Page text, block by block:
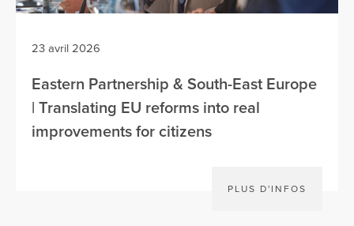
23 avril 2026
Eastern Partnership & South-East Europe
| Translating EU reforms into real
improvements for citizens
PLUS D'INFOS